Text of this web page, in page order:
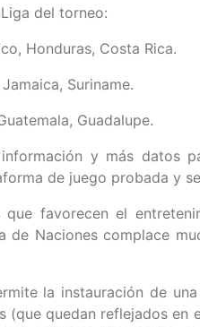
del torneo:
Honduras, Costa Rica.
Suriname.
Guadalupe.
y más datos
de juego probada y
favorecen el
de Naciones complace
la instauración de
(que quedan reflejados en